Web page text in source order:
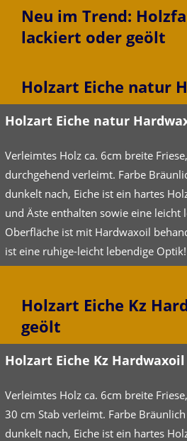
Neu im Trend:
lackiert oder geölt
Holzart Eiche natur
Holzart Eiche natur
Verleimtes Holz ca. 6cm breite
durchgehend verleimt. Farbe
dunkelt nach, Eiche ist ein hartes
und Äste enthalten sowie eine leicht
Oberfläche ist mit Hardwaxoil
ist eine ruhige-leicht lebendige Optik!
Holzart Eiche Kz
geölt
Holzart Eiche Kz
Verleimtes Holz ca. 6cm breite
30 cm Stab verleimt. Farbe
dunkelt nach, Eiche ist ein hartes